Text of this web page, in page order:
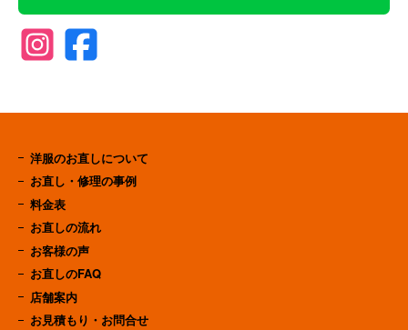
洋服のお直しについて
お直し・修理の事例
料金表
お直しの流れ
お客様の声
お直しのFAQ
店舗案内
お見積もり・お問合せ